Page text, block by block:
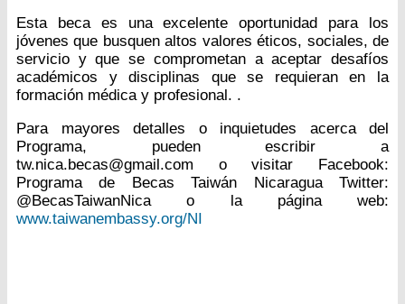
Esta beca es una excelente oportunidad para los
jóvenes que busquen altos valores éticos, sociales, de
servicio y que se comprometan a aceptar desafíos
académicos y disciplinas que se requieran en la
formación médica y profesional. .
Para mayores detalles o inquietudes acerca del
Programa, pueden escribir a
tw.nica.becas@gmail.com o visitar Facebook:
Programa de Becas Taiwán Nicaragua Twitter:
@BecasTaiwanNica o la página web:
www.taiwanembassy.org/NI